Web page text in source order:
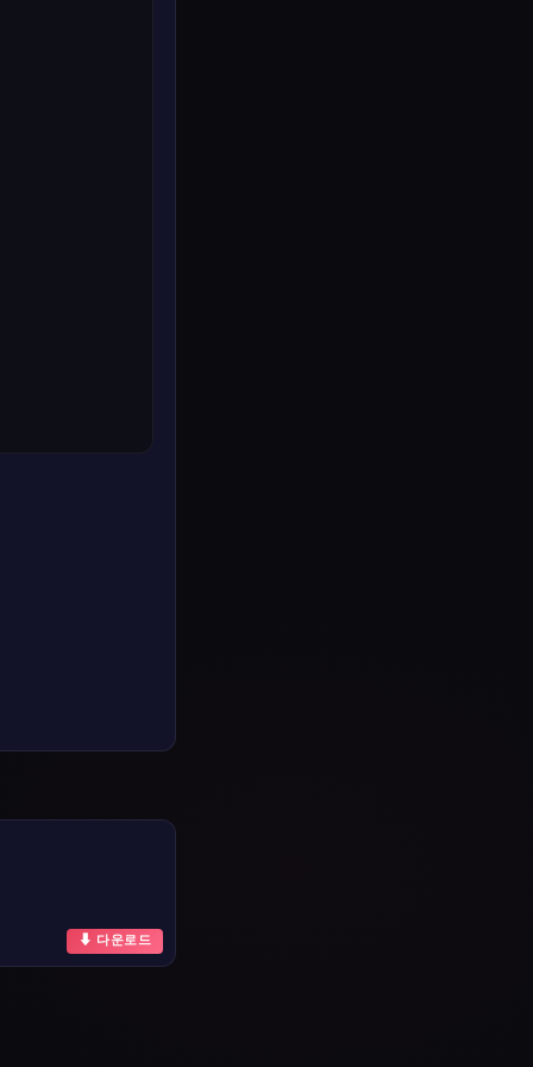
⬇ 다운로드